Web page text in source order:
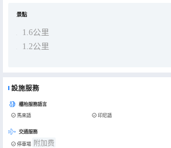
景點
1.6公里
1.2公里
設施服務
櫃枱服務語言
馬來語 印尼語
交通服務
停車場 附加费